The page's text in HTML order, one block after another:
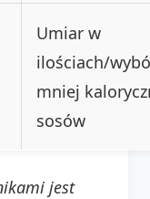
Umiar w
ilościach/
mniej
sosów
jest